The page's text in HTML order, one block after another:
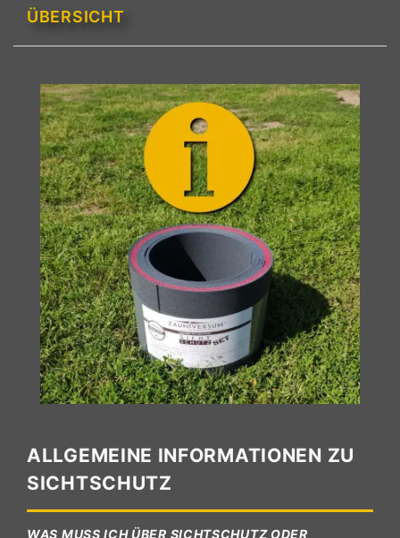
ÜBERSICHT
ALLGEMEINE INFORMATIONEN ZU
SICHTSCHUTZ
WAS MUSS ICH ÜBER SICHTSCHUTZ ODER